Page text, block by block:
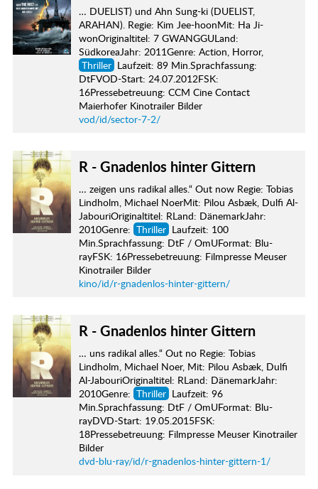
… DUELIST) und Ahn Sung-ki (DUELIST,
ARAHAN). Regie: Kim Jee-hoonMit: Ha Ji-
wonOriginaltitel: 7 GWANGGULand:
SüdkoreaJahr: 2011Genre: Action, Horror,
Thriller Laufzeit: 89 Min.Sprachfassung:
DtFVOD-Start: 24.07.2012FSK:
16Pressebetreuung: CCM Cine Contact
Maierhofer Kinotrailer Bilder
vod/id/sector-7-2/
R - Gnadenlos hinter Gittern
… zeigen uns radikal alles.“ Out now Regie: Tobias
Lindholm, Michael NoerMit: Pilou Asbæk, Dulfi Al-
JabouriOriginaltitel: RLand: DänemarkJahr:
2010Genre: Thriller Laufzeit: 100
Min.Sprachfassung: DtF / OmUFormat: Blu-
rayFSK: 16Pressebetreuung: Filmpresse Meuser
Kinotrailer Bilder
kino/id/r-gnadenlos-hinter-gittern/
R - Gnadenlos hinter Gittern
… uns radikal alles.“ Out no Regie: Tobias
Lindholm, Michael Noer, Mit: Pilou Asbæk, Dulfi
Al-JabouriOriginaltitel: RLand: DänemarkJahr:
2010Genre: Thriller Laufzeit: 96
Min.Sprachfassung: DtF / OmUFormat: Blu-
rayDVD-Start: 19.05.2015FSK:
18Pressebetreuung: Filmpresse Meuser Kinotrailer
Bilder
dvd-blu-ray/id/r-gnadenlos-hinter-gittern-1/